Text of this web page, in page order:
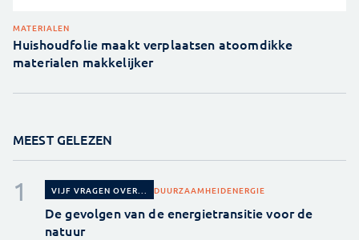
MATERIALEN
Huishoudfolie maakt verplaatsen atoomdikke
materialen makkelijker
MEEST GELEZEN
VIJF VRAGEN OVER... DUURZAAMHEIDENERGIE
De gevolgen van de energietransitie voor de
natuur